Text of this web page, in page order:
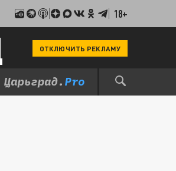
18+
ОТКЛЮЧИТЬ РЕКЛАМУ